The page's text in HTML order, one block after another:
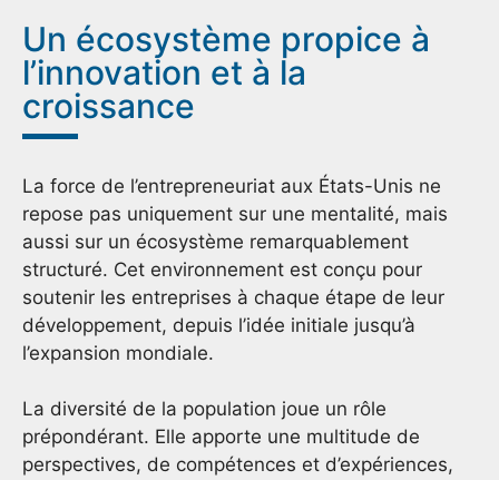
Un écosystème propice à
l’innovation et à la
croissance
La force de l’entrepreneuriat aux États-Unis ne
repose pas uniquement sur une mentalité, mais
aussi sur un écosystème remarquablement
structuré. Cet environnement est conçu pour
soutenir les entreprises à chaque étape de leur
développement, depuis l’idée initiale jusqu’à
l’expansion mondiale.
La diversité de la population joue un rôle
prépondérant. Elle apporte une multitude de
perspectives, de compétences et d’expériences,